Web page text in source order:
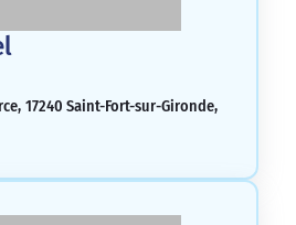
17240 Saint-Fort-sur-Gironde,